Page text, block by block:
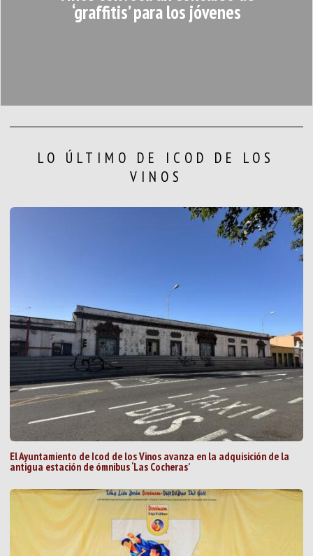
‘graffitis’ para los jóvenes
LO ÚLTIMO DE ICOD DE LOS
VINOS
El Ayuntamiento de Icod de los Vinos avanza en la adquisición de la
antigua estación de ómnibus ‘Las Cocheras’